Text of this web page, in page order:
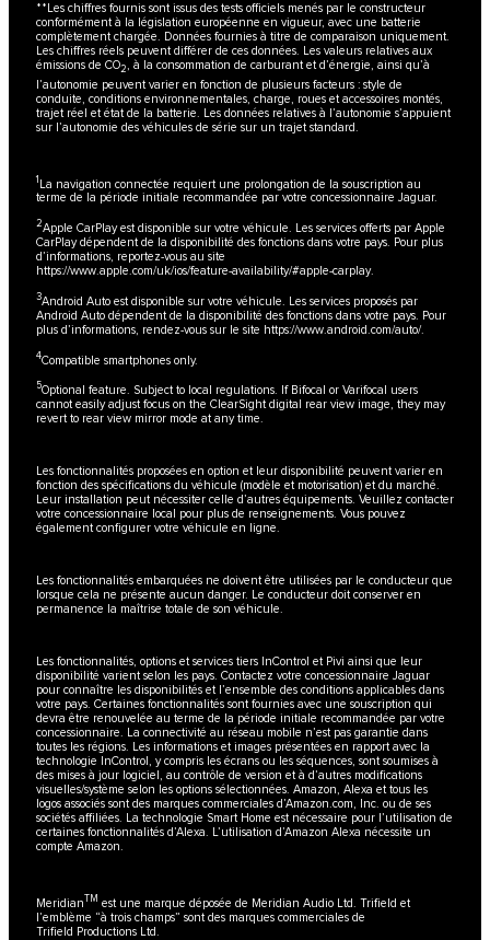
**Les chiffres fournis sont issus des tests officiels menés par le constructeur
conformément à la législation européenne en vigueur, avec une batterie
complètement chargée. Données fournies à titre de comparaison uniquement.
Les chiffres réels peuvent différer de ces données. Les valeurs relatives aux
émissions de CO2, à la consommation de carburant et d’énergie, ainsi qu’à
l’autonomie peuvent varier en fonction de plusieurs facteurs : style de
conduite, conditions environnementales, charge, roues et accessoires montés,
trajet réel et état de la batterie. Les données relatives à l’autonomie s’appuient
sur l’autonomie des véhicules de série sur un trajet standard.
1La navigation connectée requiert une prolongation de la souscription au
terme de la période initiale recommandée par votre concessionnaire Jaguar.
2Apple CarPlay est disponible sur votre véhicule. Les services offerts par Apple
CarPlay dépendent de la disponibilité des fonctions dans votre pays. Pour plus
d’informations, reportez-vous au site
https://www.apple.com/uk/ios/feature-availability/#apple-carplay.
3Android Auto est disponible sur votre véhicule. Les services proposés par
Android Auto dépendent de la disponibilité des fonctions dans votre pays. Pour
plus d’informations, rendez-vous sur le site https://www.android.com/auto/.
4Compatible smartphones only.
5Optional feature. Subject to local regulations. If Bifocal or Varifocal users
cannot easily adjust focus on the ClearSight digital rear view image, they may
revert to rear view mirror mode at any time.
Les fonctionnalités proposées en option et leur disponibilité peuvent varier en
fonction des spécifications du véhicule (modèle et motorisation) et du marché.
Leur installation peut nécessiter celle d’autres équipements. Veuillez contacter
votre concessionnaire local pour plus de renseignements. Vous pouvez
également configurer votre véhicule en ligne.
Les fonctionnalités embarquées ne doivent être utilisées par le conducteur que
lorsque cela ne présente aucun danger. Le conducteur doit conserver en
permanence la maîtrise totale de son véhicule.
Les fonctionnalités, options et services tiers InControl et Pivi ainsi que leur
disponibilité varient selon les pays. Contactez votre concessionnaire Jaguar
pour connaître les disponibilités et l’ensemble des conditions applicables dans
votre pays. Certaines fonctionnalités sont fournies avec une souscription qui
devra être renouvelée au terme de la période initiale recommandée par votre
concessionnaire. La connectivité au réseau mobile n’est pas garantie dans
toutes les régions. Les informations et images présentées en rapport avec la
technologie InControl, y compris les écrans ou les séquences, sont soumises à
des mises à jour logiciel, au contrôle de version et à d’autres modifications
visuelles/système selon les options sélectionnées. Amazon, Alexa et tous les
logos associés sont des marques commerciales d’Amazon.com, Inc. ou de ses
sociétés affiliées. La technologie Smart Home est nécessaire pour l’utilisation de
certaines fonctionnalités d’Alexa. L’utilisation d’Amazon Alexa nécessite un
compte Amazon.
MeridianTM est une marque déposée de Meridian Audio Ltd. Trifield et
l’emblème “à trois champs” sont des marques commerciales de
Trifield Productions Ltd.